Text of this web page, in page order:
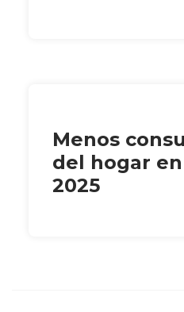
Menos
del hogar
2025